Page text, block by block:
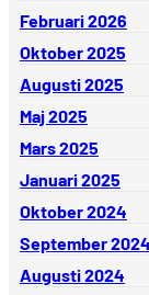
Februari 2026
Oktober 2025
Augusti 2025
Maj 2025
Mars 2025
Januari 2025
Oktober 2024
September 2024
Augusti 2024